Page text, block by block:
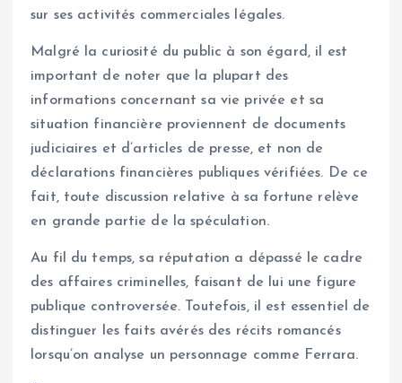
sur ses activités commerciales légales.
Malgré la curiosité du public à son égard, il est
important de noter que la plupart des
informations concernant sa vie privée et sa
situation financière proviennent de documents
judiciaires et d’articles de presse, et non de
déclarations financières publiques vérifiées. De ce
fait, toute discussion relative à sa fortune relève
en grande partie de la spéculation.
Au fil du temps, sa réputation a dépassé le cadre
des affaires criminelles, faisant de lui une figure
publique controversée. Toutefois, il est essentiel de
distinguer les faits avérés des récits romancés
lorsqu’on analyse un personnage comme Ferrara.